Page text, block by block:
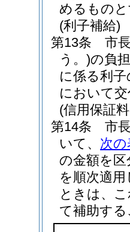
めるもの
(利子補給)
第13条
市
う。)の負
に係る利
において
(信用保証
第14条
市
いて、 次の
の金額を
を順次適
ときは、
て補助す